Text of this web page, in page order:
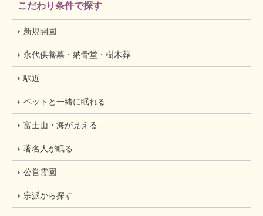
こだわり条件で探す
新規開園
永代供養墓・納骨堂・樹木葬
駅近
ペットと一緒に眠れる
富士山・海が見える
著名人が眠る
公営霊園
宗派から探す